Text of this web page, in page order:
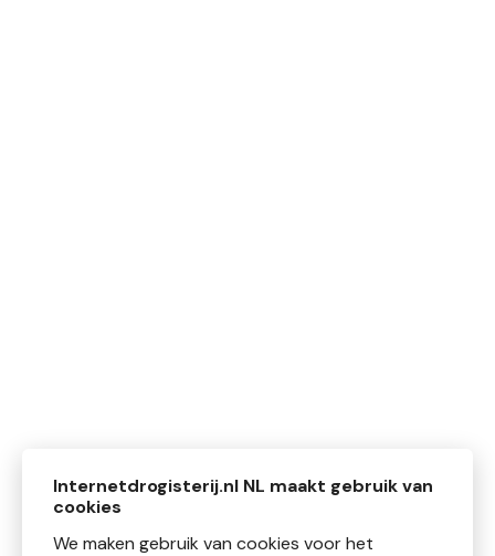
Internetdrogisterij.nl NL maakt gebruik van
cookies
We maken gebruik van cookies voor het